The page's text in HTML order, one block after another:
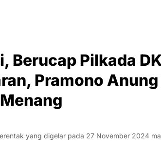
Berucap Pilkada
Pramono Anung
yang digelar pada 27 November 2024